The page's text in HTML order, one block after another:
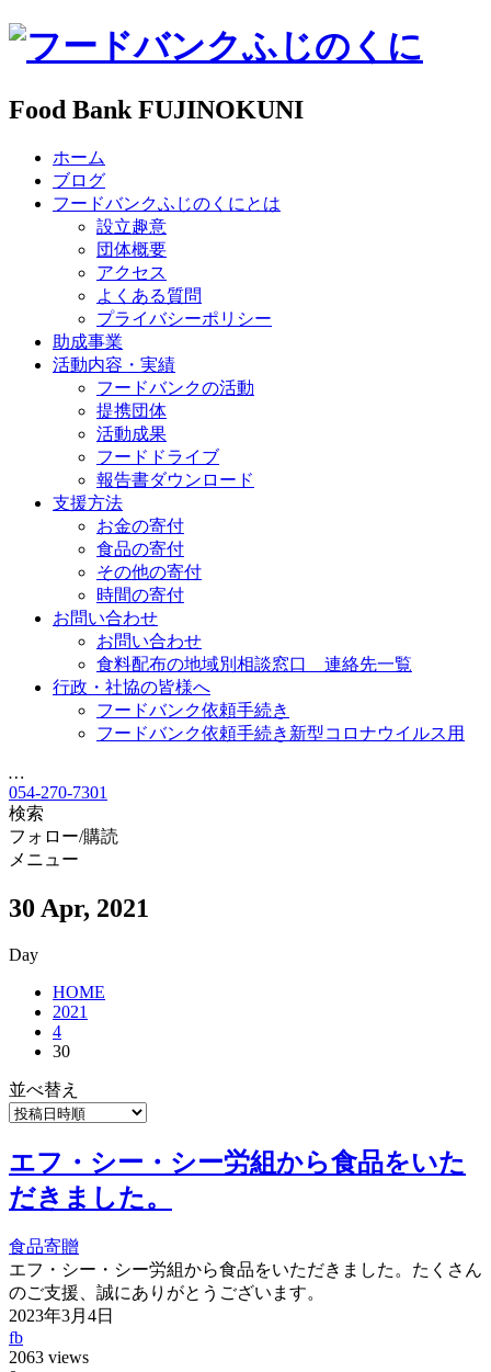
Food Bank FUJINOKUNI
ホーム
ブログ
フードバンクふじのくにとは
設立趣意
団体概要
アクセス
よくある質問
プライバシーポリシー
助成事業
活動内容・実績
フードバンクの活動
提携団体
活動成果
フードドライブ
報告書ダウンロード
支援方法
お金の寄付
食品の寄付
その他の寄付
時間の寄付
お問い合わせ
お問い合わせ
食料配布の地域別相談窓口 連絡先一覧
行政・社協の皆様へ
フードバンク依頼手続き
フードバンク依頼手続き新型コロナウイルス用
…
054-270-7301
検索
フォロー/購読
メニュー
30 Apr, 2021
Day
HOME
2021
4
30
並べ替え
エフ・シー・シー労組から食品をいた
だきました。
食品寄贈
エフ・シー・シー労組から食品をいただきました。たくさん
のご支援、誠にありがとうございます。
2023年3月4日
fb
2063 views